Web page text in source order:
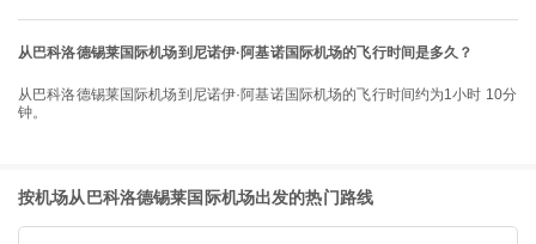
从巴科洛德锡莱国际机场到尼诺伊·阿基诺国际机场的飞行时间是多久？
从巴科洛德锡莱国际机场到尼诺伊·阿基诺国际机场的飞行时间约为1小时 10分
钟。
按机场从巴科洛德锡莱国际机场出发的热门路线